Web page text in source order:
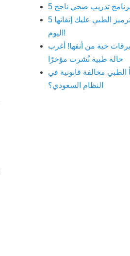
تدريب صحي ناجح
5 أساسيات للترميز الطبي عليك إتقانها
اليوم!
حية من أنفها! أغرب
حالة طبية نُشرت مؤخرًا
الطبي مخالفة قانونية في
النظام السعودي؟